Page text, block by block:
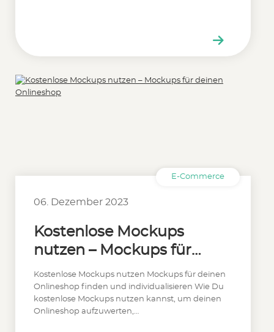
E-Commerce
06. Dezember 2023
Kostenlose Mockups
nutzen – Mockups für
deinen Onlineshop
Kostenlose Mockups nutzen Mockups für deinen
Onlineshop finden und individualisieren Wie Du
kostenlose Mockups nutzen kannst, um deinen
Onlineshop aufzuwerten,…